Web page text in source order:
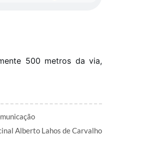
500 metros da via,
Alberto Lahos de Carvalho